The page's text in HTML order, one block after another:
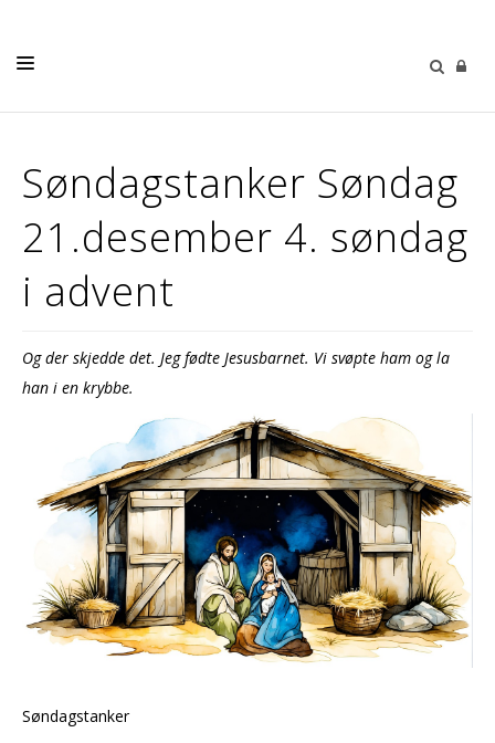
BARN OG UNGE
MUSIKK & KULTUR
MENIGHETENE
MENIGHETSBLAD
OM OSS
Søndagstanker Søndag
21.desember 4. søndag
i advent
Og der skjedde det. Jeg fødte Jesusbarnet. Vi svøpte ham og la
han i en krybbe.
Søndagstanker